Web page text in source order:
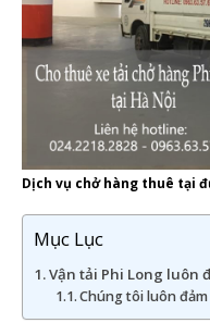
Dịch vụ chở hàng thuê tại
Mục Lục
Vận tải Phi Long luôn
Chúng tôi luôn